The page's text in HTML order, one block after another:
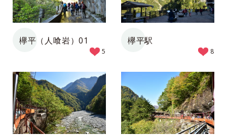
欅平（人喰岩）01
5
欅平駅
8